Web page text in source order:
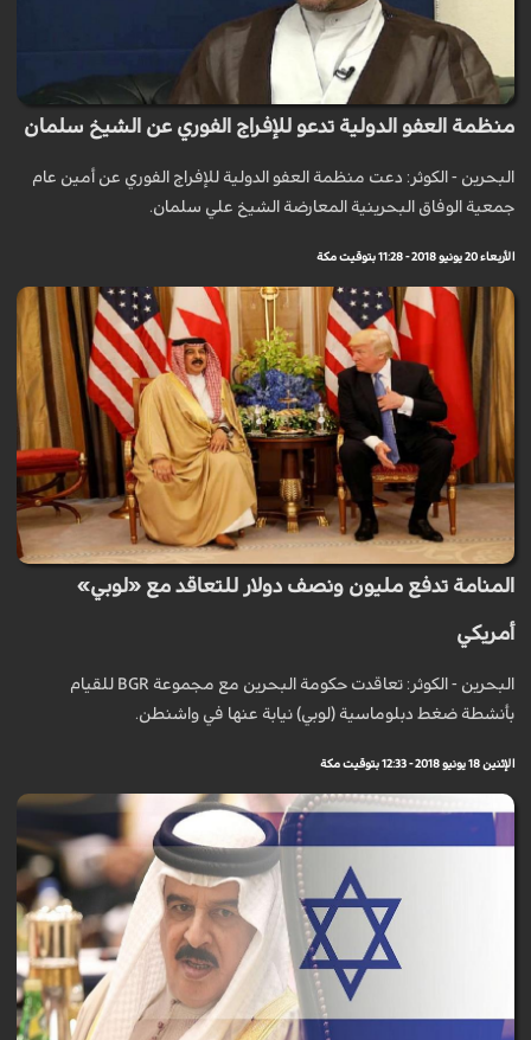
منظمة العفو الدولية تدعو للإفراج الفوري عن الشيخ سلمان
البحرين - الكوثر: دعت منظمة العفو الدولية للإفراج الفوري عن أمين عام
جمعية الوفاق البحرينية المعارضة الشيخ علي سلمان.
الأربعاء 20 يونيو 2018 - 11:28 بتوقيت مكة
المنامة تدفع مليون ونصف دولار للتعاقد مع «لوبي»
أمريكي
البحرين - الكوثر: تعاقدت حكومة البحرين مع مجموعة BGR للقيام
بأنشطة ضغط دبلوماسية (لوبي) نيابة عنها في واشنطن.
الإثنين 18 يونيو 2018 - 12:33 بتوقيت مكة